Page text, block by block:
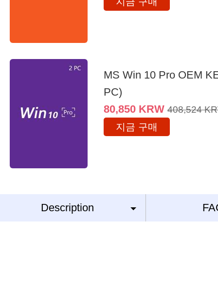
MS Win 10 Pro OEM
PC)
80,850 KRW 408,524
지금 구매
Description